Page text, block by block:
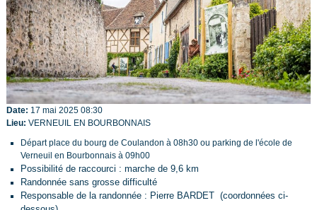
Date: 17 mai 2025 08:30
Lieu: VERNEUIL EN BOURBONNAIS
Départ place du bourg de Coulandon à 08h30 ou parking de l'école de
Verneuil en Bourbonnais à 09h00
Possibilité de raccourci : marche de 9,6 km
Randonnée sans grosse difficulté
Responsable de la randonnée : Pierre BARDET (coordonnées ci-